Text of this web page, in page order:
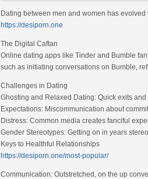
Dating between men and women has
https://desiporn.one
The Digital Caftan
Online dating apps like Tinder and Bumble
such as initiating conversations on Bumble,
Challenges in Dating
Ghosting and Relaxed Dating: Quick exits
Expectations: Miscommunication about
Distress: Common media creates fanciful
Gender Stereotypes: Getting on in years
Keys to Healthful Relationships
https://desiporn.one/most-popular/
Communication: Outstretched, on the up